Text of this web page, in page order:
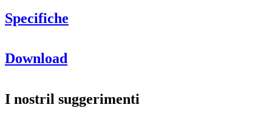
Specifiche
Numero di prodotto
Peso (kg)3
Download
I nostril suggerimenti